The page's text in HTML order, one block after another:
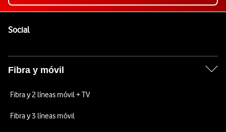
SocialEnlaces a las redes sociales de Vodafone
Fibra y móvil
Fibra y 2 líneas móvil + TV
Fibra y 3 líneas móvil